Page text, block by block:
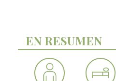
EN RESUMEN